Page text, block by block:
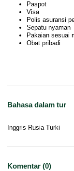
Paspot
Visa
Polis asuransi
Sepatu nyaman
Pakaian sesuai
Obat pribadi
Bahasa dalam tur
Inggris Rusia Turki
Komentar (0)